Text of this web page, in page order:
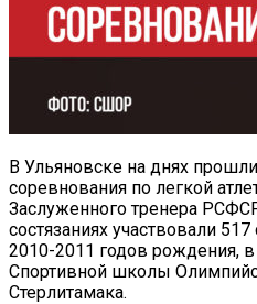
В Ульяновске на днях
соревнования по легкой
Заслуженного тренера
состязаниях участвовали
2010-2011 годов рождения,
Спортивной школы
Стерлитамака.